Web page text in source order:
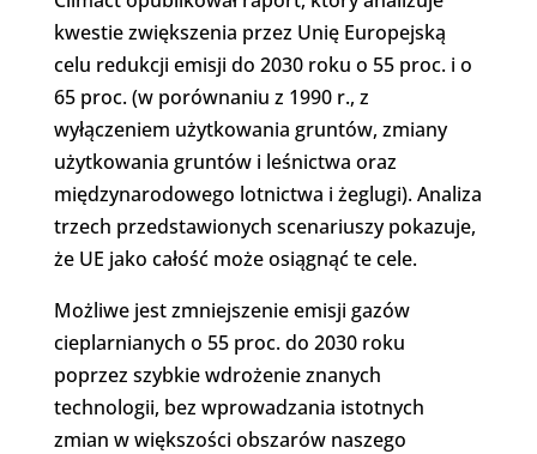
kwestie zwiększenia przez Unię Europejską
celu redukcji emisji do 2030 roku o 55 proc. i o
65 proc. (w porównaniu z 1990 r., z
wyłączeniem użytkowania gruntów, zmiany
użytkowania gruntów i leśnictwa oraz
międzynarodowego lotnictwa i żeglugi). Analiza
trzech przedstawionych scenariuszy pokazuje,
że UE jako całość może osiągnąć te cele.
Możliwe jest zmniejszenie emisji gazów
cieplarnianych o 55 proc. do 2030 roku
poprzez szybkie wdrożenie znanych
technologii, bez wprowadzania istotnych
zmian w większości obszarów naszego